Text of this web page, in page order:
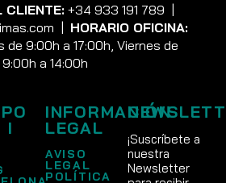
CLIENTE: +34 933 191 789 |
| HORARIO OFICINA:
de 9:00h a 17:00h, Viernes de
9:00h a 14:00h
I
INFORMACIÓN
LEGAL
AVISO
LEGAL
POLÍTICA
¡Suscríbete a
nuestra
Newsletter